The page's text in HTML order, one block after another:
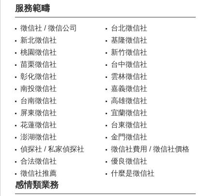
服務範疇
徵信社 / 徵信公司
台北徵信社
新北徵信社
基隆徵信社
桃園徵信社
新竹徵信社
苗栗徵信社
台中徵信社
彰化徵信社
雲林徵信社
南投徵信社
嘉義徵信社
台南徵信社
高雄徵信社
屏東徵信社
宜蘭徵信社
花蓮徵信社
台東徵信社
澎湖徵信社
金門徵信社
偵探社 / 私家偵探社
徵信社費用 / 徵信社價格
合法徵信社
優良徵信社
徵信社推薦
什麼是徵信社
感情類業務